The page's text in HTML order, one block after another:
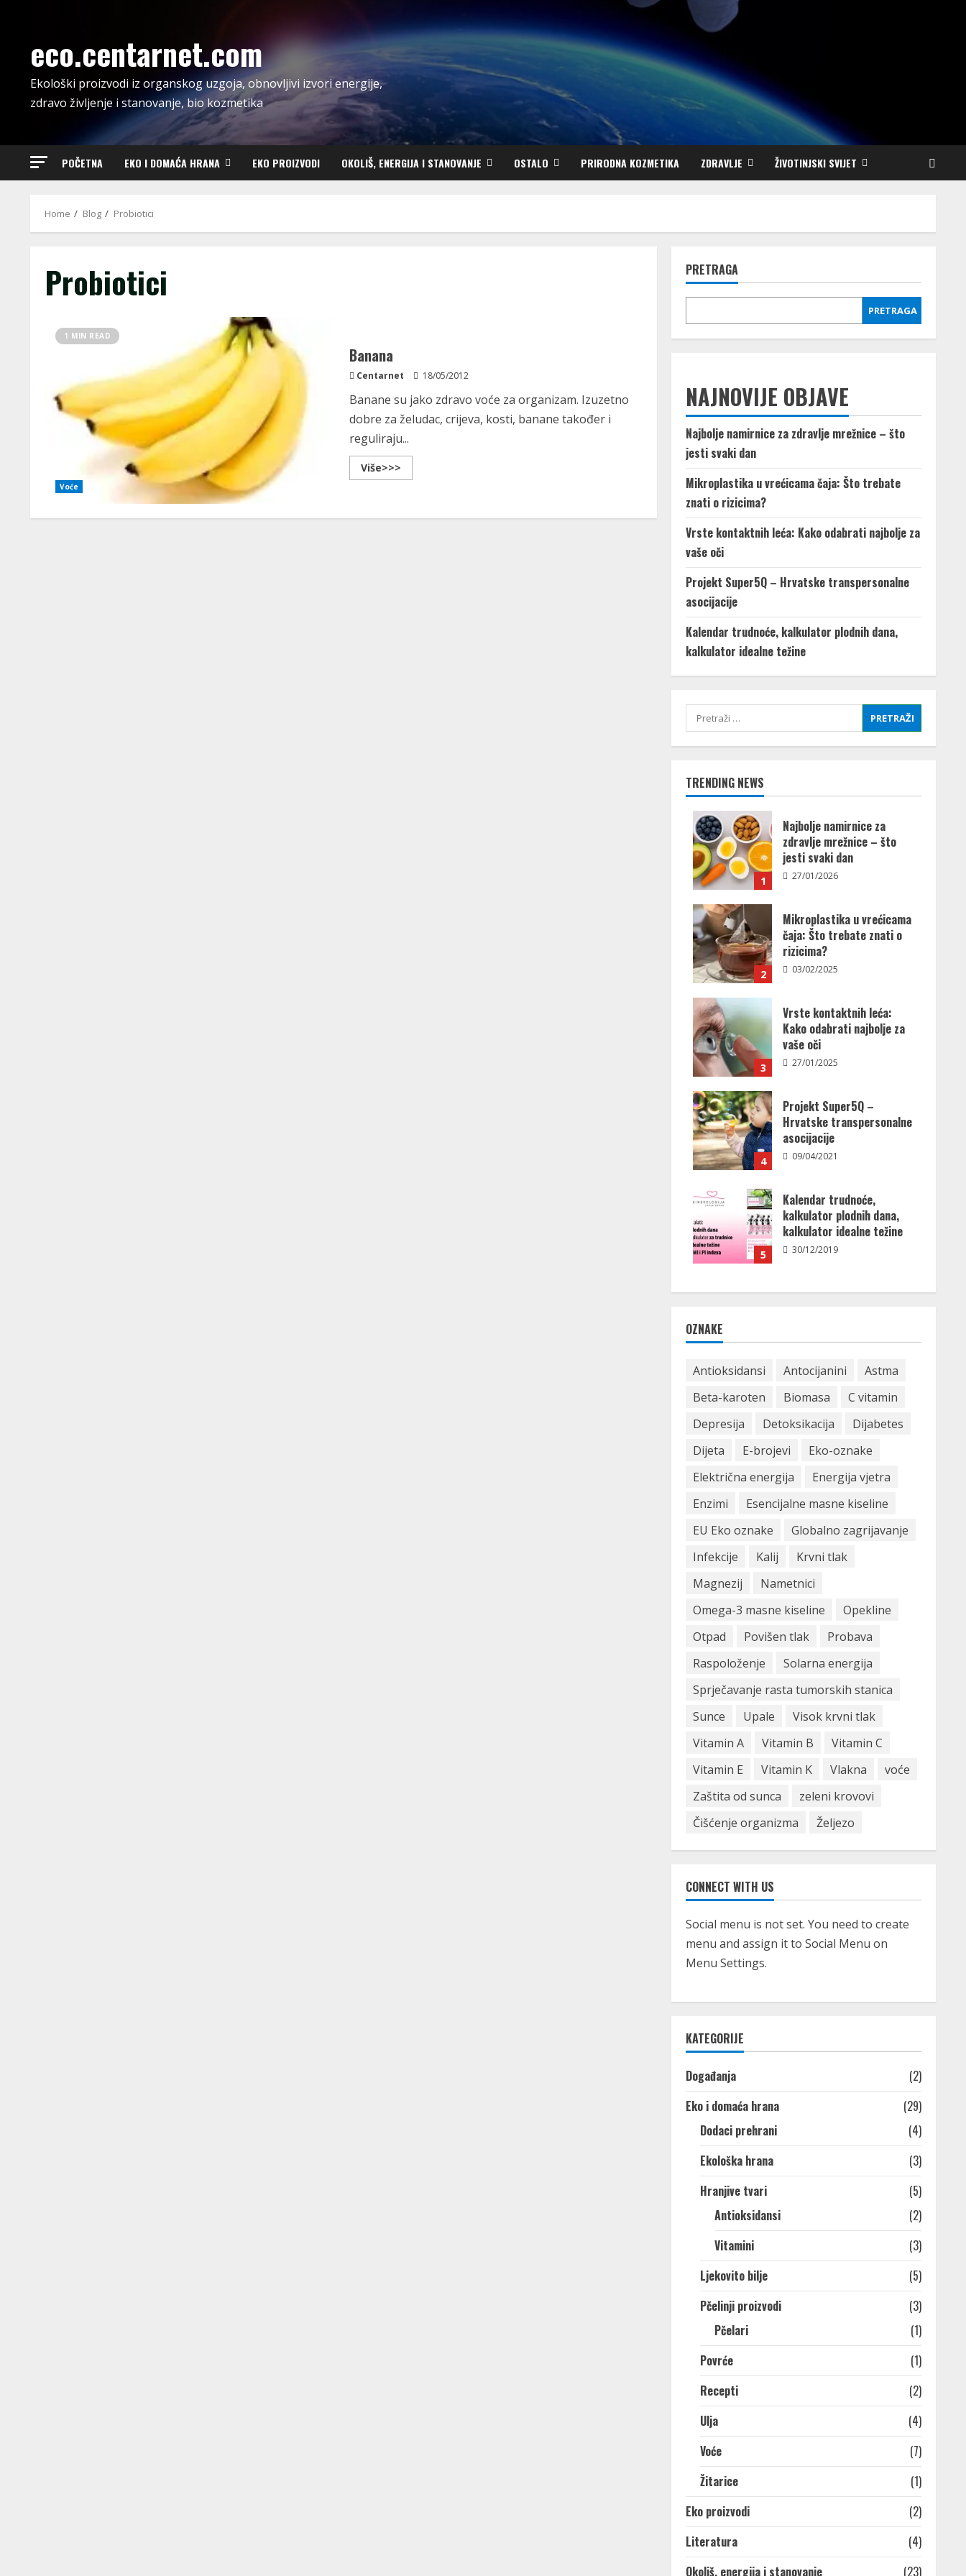
contenteco.centarnet.com
Ekološki proizvodi iz organskog uzgoja, obnovljivi izvori energije,
zdravo življenje i stanovanje, bio kozmetika
POČETNA EKO I DOMAĆA HRANA EKO PROIZVODI OKOLIŠ, ENERGIJA I STANOVANJE OSTALO PRIRODNA KOZMETIKA ZDRAVLJE ŽIVOTINJSKI SVIJET
Home Blog Probiotici
Probiotici
1 MIN READ
Voće
Banana
Centarnet 18/05/2012
Banane su jako zdravo voće za organizam. Izuzetno
dobre za želudac, crijeva, kosti, banane također i
reguliraju...
Više>>>Read
more
PRETRAGA
PRETRAGA
NAJNOVIJE OBJAVE
Najbolje namirnice za zdravlje mrežnice – što
jesti svaki dan
Mikroplastika u vrećicama čaja: Što trebate
znati o rizicima?
Vrste kontaktnih leća: Kako odabrati najbolje za
vaše oči
Projekt Super5Q – Hrvatske transpersonalne
asocijacije
Kalendar trudnoće, kalkulator plodnih dana,
kalkulator idealne težine
Pretraži:
TRENDING NEWS
1
Najbolje namirnice za
zdravlje mrežnice – što
jesti svaki dan
27/01/2026
2
Mikroplastika u vrećicama
čaja: Što trebate znati o
rizicima?
03/02/2025
3
Vrste kontaktnih leća:
Kako odabrati najbolje za
vaše oči
27/01/2025
4
Projekt Super5Q –
Hrvatske transpersonalne
asocijacije
09/04/2021
5
Kalendar trudnoće,
kalkulator plodnih dana,
kalkulator idealne težine
30/12/2019
OZNAKE
Antioksidansi Antocijanini
Astma
Beta-karoten
Biomasa
C vitamin
Depresija
Detoksikacija
Dijabetes
Dijeta
E-brojevi
Eko-oznake
Električna energija
Energija vjetra
Enzimi
Esencijalne masne kiseline
EU Eko oznake
Globalno zagrijavanje
Infekcije
Kalij
Krvni tlak
Magnezij
Nametnici
Omega-3 masne kiseline
Opekline
Otpad
Povišen tlak
Probava
Raspoloženje
Solarna energija
Sprječavanje rasta tumorskih stanica
Sunce
Upale
Visok krvni tlak
Vitamin A
Vitamin B
Vitamin C
Vitamin E
Vitamin K Vlakna
voće
Zaštita od sunca
zeleni krovovi
Čišćenje organizma
Željezo
CONNECT WITH US
Social menu is not set. You need to create
menu and assign it to Social Menu on
Menu Settings.
KATEGORIJE
Događanja
(2)
Eko i domaća hrana
(29)
Dodaci prehrani
(4)
Ekološka hrana
(3)
Hranjive tvari
(5)
Antioksidansi
(2)
Vitamini
(3)
Ljekovito bilje
(5)
Pčelinji proizvodi
(3)
Pčelari
(1)
Povrće
(1)
Recepti
(2)
Ulja
(4)
Voće
(7)
Žitarice
(1)
Eko proizvodi
(2)
Literatura
(4)
Okoliš, energija i stanovanje
(23)